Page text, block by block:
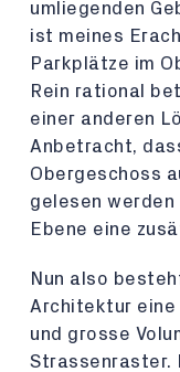
umliegenden
ist meines
Parkplätze im
Rein rational
einer anderen
Anbetracht,
Obergeschoss
gelesen
Ebene eine
Nun also
Architektur
und grosse
Strassenraster.